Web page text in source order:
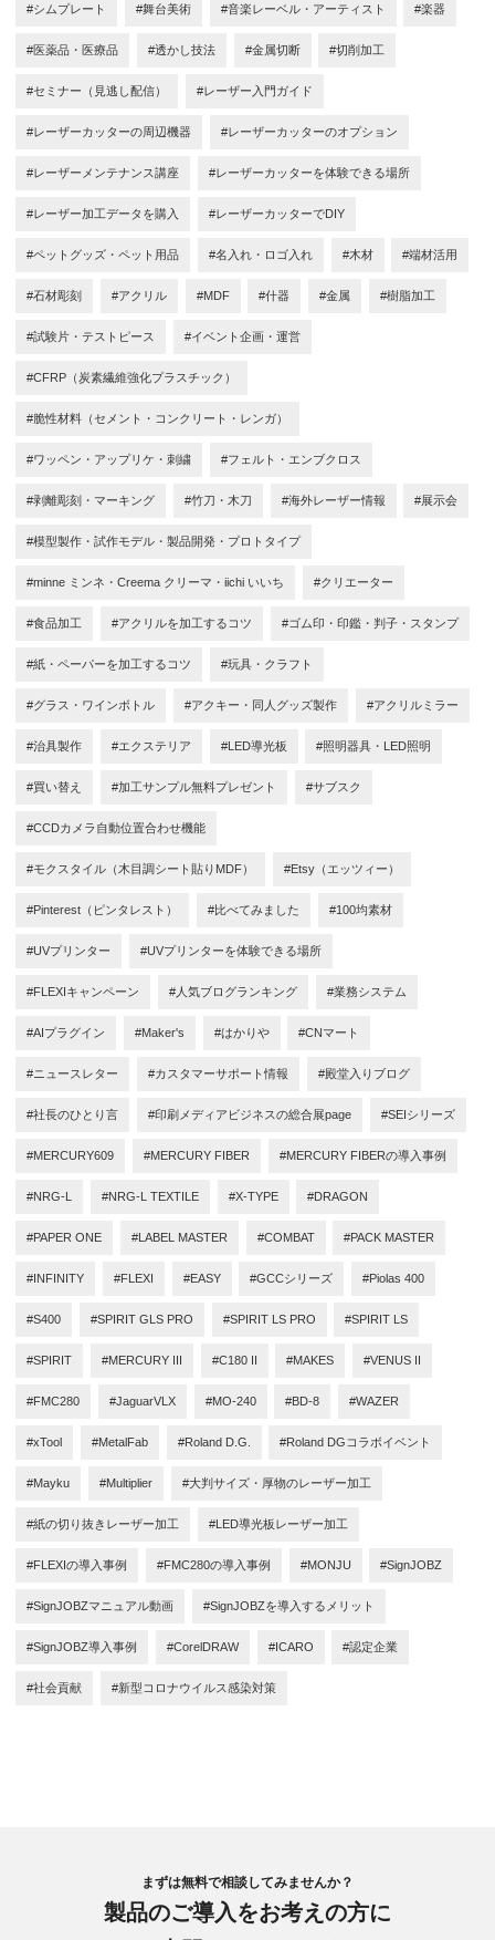
#シムプレート #舞台美術 #音楽レーベル・アーティスト #楽器
#医薬品・医療品 #透かし技法 #金属切断 #切削加工
#セミナー（見逃し配信） #レーザー入門ガイド
#レーザーカッターの周辺機器 #レーザーカッターのオプション
#レーザーメンテナンス講座 #レーザーカッターを体験できる場所
#レーザー加工データを購入 #レーザーカッターでDIY
#ペットグッズ・ペット用品 #名入れ・ロゴ入れ #木材 #端材活用
#石材彫刻 #アクリル #MDF #什器 #金属 #樹脂加工
#試験片・テストピース #イベント企画・運営
#CFRP（炭素繊維強化プラスチック）
#脆性材料（セメント・コンクリート・レンガ）
#ワッペン・アップリケ・刺繍 #フェルト・エンブクロス
#剥離彫刻・マーキング #竹刀・木刀 #海外レーザー情報 #展示会
#模型製作・試作モデル・製品開発・プロトタイプ
#minne ミンネ・Creema クリーマ・iichi いいち #クリエーター
#食品加工 #アクリルを加工するコツ #ゴム印・印鑑・判子・スタンプ
#紙・ペーパーを加工するコツ #玩具・クラフト
#グラス・ワインボトル #アクキー・同人グッズ製作 #アクリルミラー
#治具製作 #エクステリア #LED導光板 #照明器具・LED照明
#買い替え #加工サンプル無料プレゼント #サブスク
#CCDカメラ自動位置合わせ機能
#モクスタイル（木目調シート貼りMDF） #Etsy（エッツィー）
#Pinterest（ピンタレスト） #比べてみました #100均素材
#UVプリンター #UVプリンターを体験できる場所
#FLEXIキャンペーン #人気ブログランキング #業務システム
#AIプラグイン #Maker's #はかりや #CNマート
#ニュースレター #カスタマーサポート情報 #殿堂入りブログ
#社長のひとり言 #印刷メディアビジネスの総合展page #SEIシリーズ
#MERCURY609 #MERCURY FIBER #MERCURY FIBERの導入事例
#NRG-L #NRG-L TEXTILE #X-TYPE #DRAGON
#PAPER ONE #LABEL MASTER #COMBAT #PACK MASTER
#INFINITY #FLEXI #EASY #GCCシリーズ #Piolas 400
#S400 #SPIRIT GLS PRO #SPIRIT LS PRO #SPIRIT LS
#SPIRIT #MERCURY III #C180 II #MAKES #VENUS II
#FMC280 #JaguarVLX #MO-240 #BD-8 #WAZER
#xTool #MetalFab #Roland D.G. #Roland DGコラボイベント
#Mayku #Multiplier #大判サイズ・厚物のレーザー加工
#紙の切り抜きレーザー加工 #LED導光板レーザー加工
#FLEXIの導入事例 #FMC280の導入事例 #MONJU #SignJOBZ
#SignJOBZマニュアル動画 #SignJOBZを導入するメリット
#SignJOBZ導入事例 #CorelDRAW #ICARO #認定企業
#社会貢献 #新型コロナウイルス感染対策
まずは無料で相談してみませんか？
製品のご導入をお考えの方に